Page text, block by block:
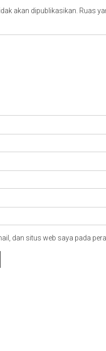
akan dipublikasikan. Ruas
dan situs web saya pada